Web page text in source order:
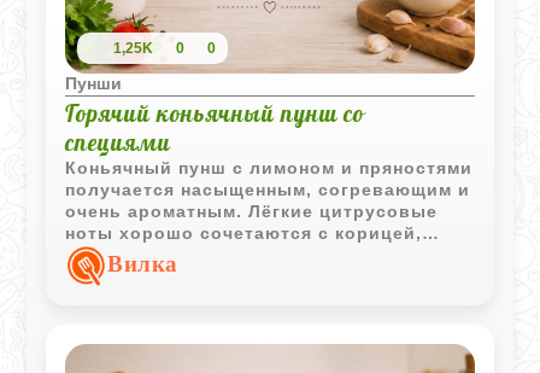
1,25K 0 0
Пунши
Горячий коньячный пунш со
специями
Коньячный пунш с лимоном и пряностями
получается насыщенным, согревающим и
очень ароматным. Лёгкие цитрусовые
ноты хорошо сочетаются с корицей,
гвоздикой и мягким коньячным вкусом.
Вилка